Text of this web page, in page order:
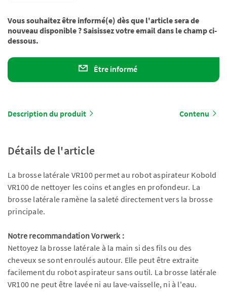
Vous souhaitez être informé(e) dès que l'article sera de
nouveau disponible ? Saisissez votre email dans le champ ci-
dessous.
Être informé
Description du produit Contenu
Détails de l'article
La brosse latérale VR100 permet au robot aspirateur Kobold
VR100 de nettoyer les coins et angles en profondeur. La
brosse latérale ramène la saleté directement vers la brosse
principale.
Notre recommandation Vorwerk :
Nettoyez la brosse latérale à la main si des fils ou des
cheveux se sont enroulés autour. Elle peut être extraite
facilement du robot aspirateur sans outil. La brosse latérale
VR100 ne peut être lavée ni au lave-vaisselle, ni à l'eau.